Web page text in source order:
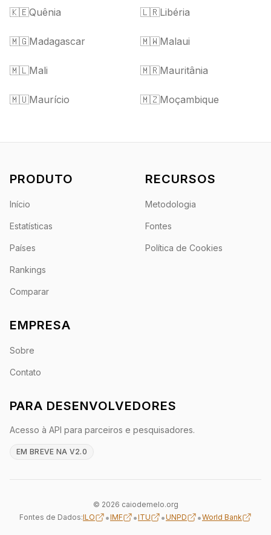
🇰🇪Quênia 🇱🇷Libéria
🇲🇬Madagascar 🇲🇼Malaui
🇲🇱Mali 🇲🇷Mauritânia
🇲🇺Maurício 🇲🇿Moçambique
PRODUTO
Início
Estatísticas
Países
Rankings
Comparar
RECURSOS
Metodologia
Fontes
Política de Cookies
EMPRESA
Sobre
Contato
PARA DESENVOLVEDORES
Acesso à API para parceiros e pesquisadores.
EM BREVE NA V2.0
© 2026 caiodemelo.org
Fontes de Dados:ILO •IMF •ITU •UNPD •World Bank